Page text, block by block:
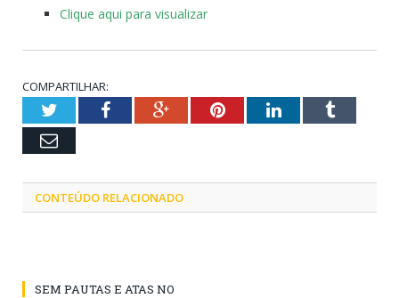
Clique aqui para visualizar
COMPARTILHAR:
TwitterFacebookGoogle+PinterestLinkedInTumblr
Email
CONTEÚDO RELACIONADO
SEM PAUTAS E ATAS NO